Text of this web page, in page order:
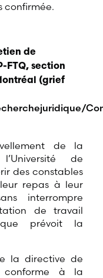
confirmée.
de
FTQ, section
(grief
de la
de
des constables
repas à leur
interrompre
de travail
prévoit la
la directive de
conforme à la